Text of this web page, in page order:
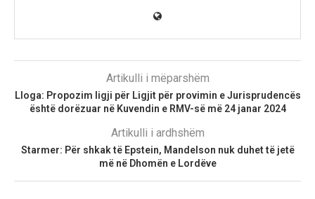
Artikulli i mëparshëm
Lloga: Propozim ligji për Ligjit për provimin e Jurisprudencës
është dorëzuar në Kuvendin e RMV-së më 24 janar 2024
Artikulli i ardhshëm
Starmer: Për shkak të Epstein, Mandelson nuk duhet të jetë
më në Dhomën e Lordëve